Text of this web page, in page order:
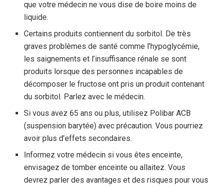
que votre médecin ne vous dise de boire moins de
liquide.
Certains produits contiennent du sorbitol. De très
graves problèmes de santé comme l’hypoglycémie,
les saignements et l’insuffisance rénale se sont
produits lorsque des personnes incapables de
décomposer le fructose ont pris un produit contenant
du sorbitol. Parlez avec le médecin.
Si vous avez 65 ans ou plus, utilisez Polibar ACB
(suspension barytée) avec précaution. Vous pourriez
avoir plus d’effets secondaires.
Informez votre médecin si vous êtes enceinte,
envisagez de tomber enceinte ou allaitez. Vous
devrez parler des avantages et des risques pour vous